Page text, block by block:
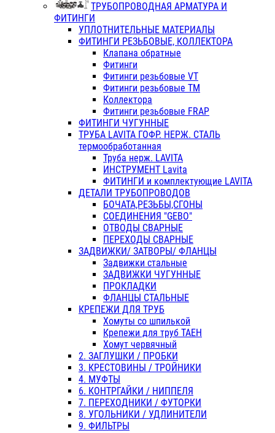
ТРУБОПРОВОДНАЯ АРМАТУРА И
ФИТИНГИ
УПЛОТНИТЕЛЬНЫЕ МАТЕРИАЛЫ
ФИТИНГИ РЕЗЬБОВЫЕ, КОЛЛЕКТОРА
Клапана обратные
Фитинги
Фитинги резьбовые VT
Фитинги резьбовые ТМ
Коллектора
Фитинги резьбовые FRAP
ФИТИНГИ ЧУГУННЫЕ
ТРУБА LAVITA ГОФР. НЕРЖ. СТАЛЬ
термообработанная
Труба нерж. LAVITA
ИНСТРУМЕНТ Lavita
ФИТИНГИ и комплектующие LAVITA
ДЕТАЛИ ТРУБОПРОВОДОВ
БОЧАТА,РЕЗЬБЫ,СГОНЫ
СОЕДИНЕНИЯ "GEBO"
ОТВОДЫ СВАРНЫЕ
ПЕРЕХОДЫ СВАРНЫЕ
ЗАДВИЖКИ/ ЗАТВОРЫ/ ФЛАНЦЫ
Задвижки стальные
ЗАДВИЖКИ ЧУГУННЫЕ
ПРОКЛАДКИ
ФЛАНЦЫ СТАЛЬНЫЕ
КРЕПЕЖИ ДЛЯ ТРУБ
Хомуты со шпилькой
Крепежи для труб ТАЕН
Хомут червячный
2. ЗАГЛУШКИ / ПРОБКИ
3. КРЕСТОВИНЫ / ТРОЙНИКИ
4. МУФТЫ
6. КОНТРГАЙКИ / НИППЕЛЯ
7. ПЕРЕХОДНИКИ / ФУТОРКИ
8. УГОЛЬНИКИ / УДЛИНИТЕЛИ
9. ФИЛЬТРЫ